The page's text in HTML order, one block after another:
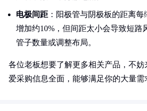
电极间距 ：阳极管与阴极板的距离
增加约10%，但间距太小会导致短路
管子数量或调整布局。
各位老板想要了解更多相关产品，不妨
爱采购信息全面，能够满足你的大量需